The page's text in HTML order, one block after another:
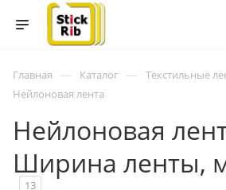
Главная — Каталог — Текстильные
Нейлоновая лента
Нейлоновая
Ширина ленты,
13